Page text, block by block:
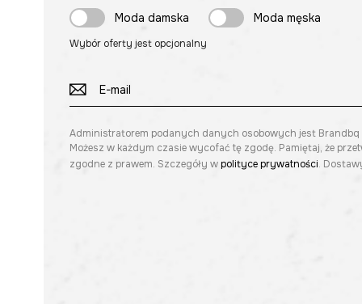
Moda damska
Moda męska
Wybór oferty jest opcjonalny
Administratorem podanych danych osobowych jest Brandbq
Możesz w każdym czasie wycofać tę zgodę. Pamiętaj, że
zgodne z prawem. Szczegóły wpolityce prywatności.